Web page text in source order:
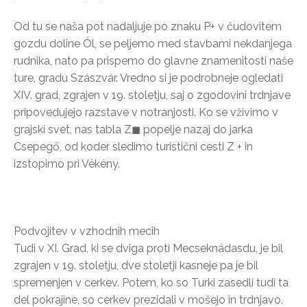
Od tu se naša pot nadaljuje po znaku P+ v čudovitem
gozdu doline Ól, se peljemo med stavbami nekdanjega
rudnika, nato pa prispemo do glavne znamenitosti naše
ture, gradu Szászvár. Vredno si je podrobneje ogledati
XIV. grad, zgrajen v 19. stoletju, saj o zgodovini trdnjave
pripovedujejo razstave v notranjosti. Ko se vživimo v
grajski svet, nas tabla Z◼ popelje nazaj do jarka
Csepegő, od koder sledimo turistični cesti Z + in
izstopimo pri Vékény.
Podvojitev v vzhodnih mecih
Tudi v XI. Grad, ki se dviga proti Mecseknádasdu, je bil
zgrajen v 19. stoletju, dve stoletji kasneje pa je bil
spremenjen v cerkev. Potem, ko so Turki zasedli tudi ta
del pokrajine, so cerkev prezidali v mošejo in trdnjavo.